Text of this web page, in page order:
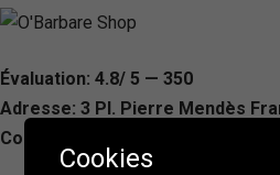
Évaluation: 4.8/ 5 — 350
Adresse: 3 Pl. Pierre Mendès
Courcouronnes, France
Cookies